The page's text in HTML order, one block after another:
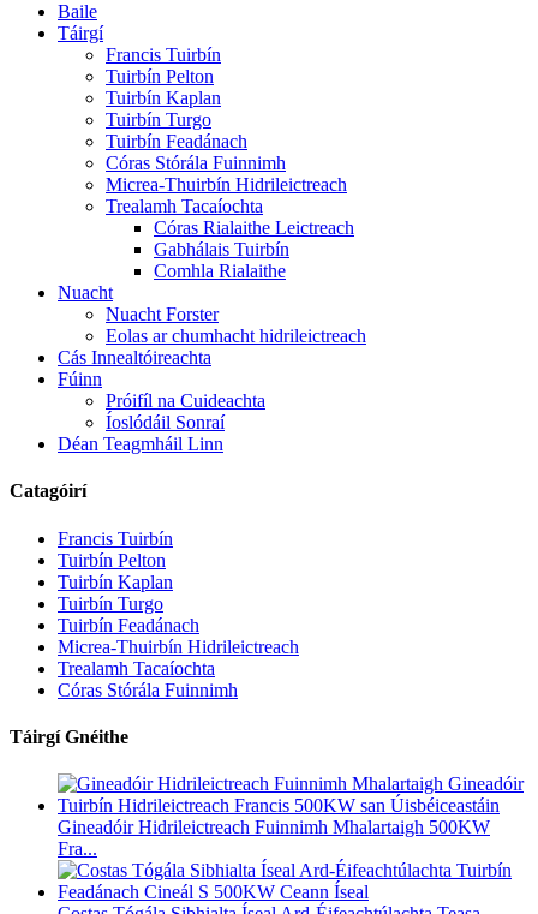
Baile
Táirgí
Francis Tuirbín
Tuirbín Pelton
Tuirbín Kaplan
Tuirbín Turgo
Tuirbín Feadánach
Córas Stórála Fuinnimh
Micrea-Thuirbín Hidrileictreach
Trealamh Tacaíochta
Córas Rialaithe Leictreach
Gabhálais Tuirbín
Comhla Rialaithe
Nuacht
Nuacht Forster
Eolas ar chumhacht hidrileictreach
Cás Innealtóireachta
Fúinn
Próifíl na Cuideachta
Íoslódáil Sonraí
Déan Teagmháil Linn
Catagóirí
Francis Tuirbín
Tuirbín Pelton
Tuirbín Kaplan
Tuirbín Turgo
Tuirbín Feadánach
Micrea-Thuirbín Hidrileictreach
Trealamh Tacaíochta
Córas Stórála Fuinnimh
Táirgí Gnéithe
Gineadóir Hidrileictreach Fuinnimh Mhalartaigh 500KW
Fra...